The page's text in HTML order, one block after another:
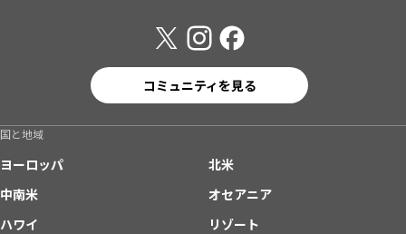
コミュニティを見る
国と地域
ヨーロッパ
北米
中南米
オセアニア
ハワイ
リゾート